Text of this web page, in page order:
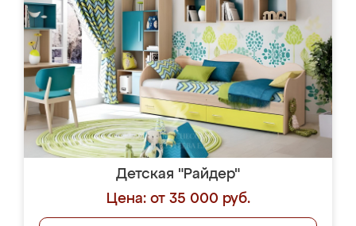
Детская "Райдер"
Цена: от 35 000 руб.